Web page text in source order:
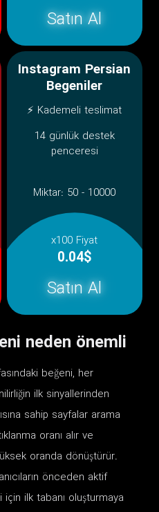
Satın Al
Instagram Persian
Begeniler
⚡ Kademeli teslimat
14 günlük destek
penceresi
Miktar: 50 - 10000
x100 Fiyat
0.04$
Satın Al
neden önemli
beğeni, her
ilk sinyallerinden
sahip sayfalar arama
oranı alır ve
oranda dönüştürür.
önceden aktif
ilk tabanı oluşturmaya